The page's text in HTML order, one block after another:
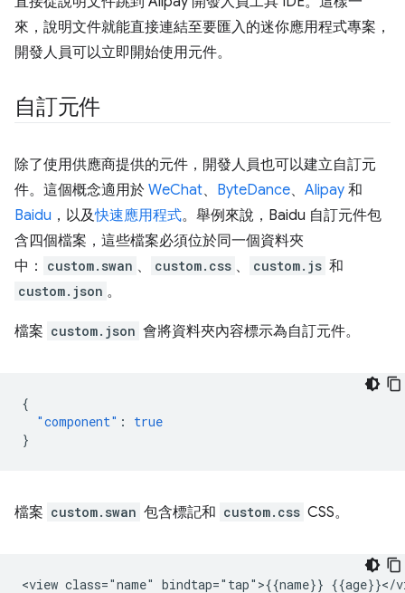
來，說明文件就能直接連結至要匯入的迷你應用程式專案，
開發人員可以立即開始使用元件。
自訂元件
除了使用供應商提供的元件，開發人員也可以建立自訂元
件。這個概念適用於 WeChat、 ByteDance、 Alipay 和
Baidu ，以及快速應用程式。舉例來說，Baidu 自訂元件包
含四個檔案，這些檔案必須位於同一個資料夾
中：
custom.swan 、 custom.css 、 custom.js 和
custom.json 。
檔案 custom.json 會將資料夾內容標示為自訂元件。
{
"component" :
true
}
檔案 custom.swan 包含標記和 custom.css CSS。